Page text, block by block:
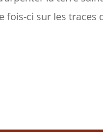
fois-ci sur les traces